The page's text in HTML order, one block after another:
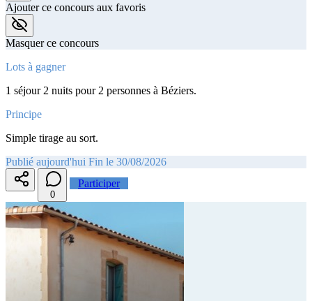
Ajouter ce concours aux favoris
Masquer ce concours
Lots à gagner
1 séjour 2 nuits pour 2 personnes à Béziers.
Principe
Simple tirage au sort.
Publié aujourd'hui Fin le 30/08/2026
0
Participer